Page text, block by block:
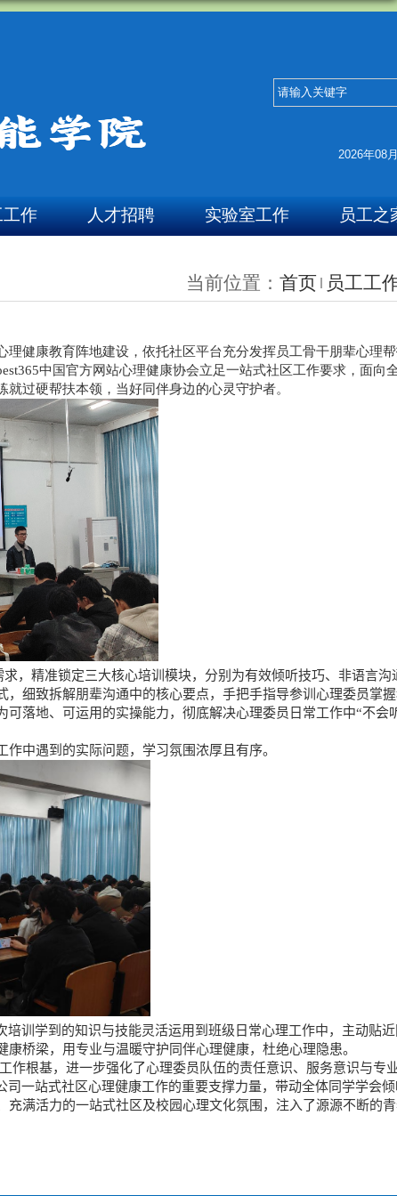
2026年08
作 人才招聘 实验室工作 员工之
当前位置： 首页 员工工
理健康教育阵地建设，依托社区平台充分发挥员工骨干朋辈心理
中国官方网站心理健康协会立足一站式社区工作要求，面向
过硬帮扶本领，当好同伴身边的心灵守护者。
，精准锁定三大核心培训模块，分别为有效倾听技巧、非语言沟
细致拆解朋辈沟通中的核心要点，手把手指导参训心理委员掌
落地、可运用的实操能力，彻底解决心理委员日常工作中“不会
中遇到的实际问题，学习氛围浓厚且有序。
训学到的知识与技能灵活运用到班级日常心理工作中，主动贴
桥梁，用专业与温暖守护同伴心理健康，杜绝心理隐患。
作根基，进一步强化了心理委员队伍的责任意识、服务意识与专
一站式社区心理健康工作的重要支撑力量，带动全体同学学会
满活力的一站式社区及校园心理文化氛围，注入了源源不断的